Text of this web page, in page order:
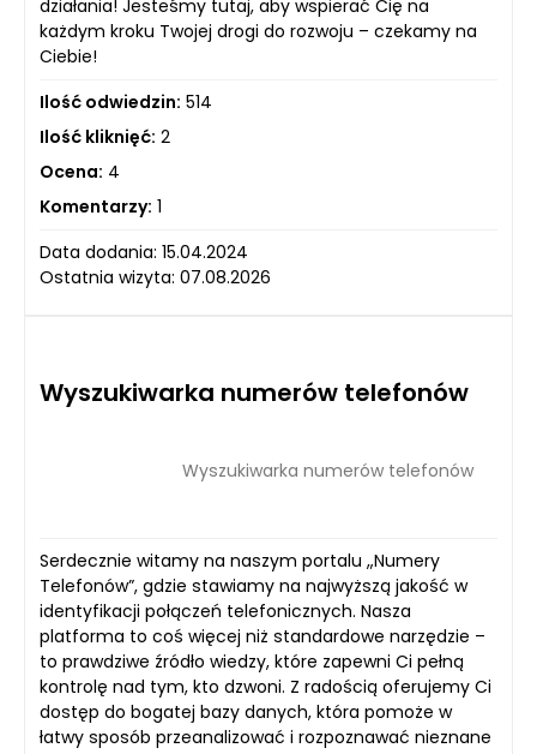
działania! Jesteśmy tutaj, aby wspierać Cię na
każdym kroku Twojej drogi do rozwoju – czekamy na
Ciebie!
Ilość odwiedzin: 514
Ilość kliknięć: 2
Ocena: 4
Komentarzy: 1
Data dodania: 15.04.2024
Ostatnia wizyta: 07.08.2026
Wyszukiwarka numerów telefonów
Wyszukiwarka numerów telefonów
Serdecznie witamy na naszym portalu „Numery
Telefonów”, gdzie stawiamy na najwyższą jakość w
identyfikacji połączeń telefonicznych. Nasza
platforma to coś więcej niż standardowe narzędzie –
to prawdziwe źródło wiedzy, które zapewni Ci pełną
kontrolę nad tym, kto dzwoni. Z radością oferujemy Ci
dostęp do bogatej bazy danych, która pomoże w
łatwy sposób przeanalizować i rozpoznawać nieznane